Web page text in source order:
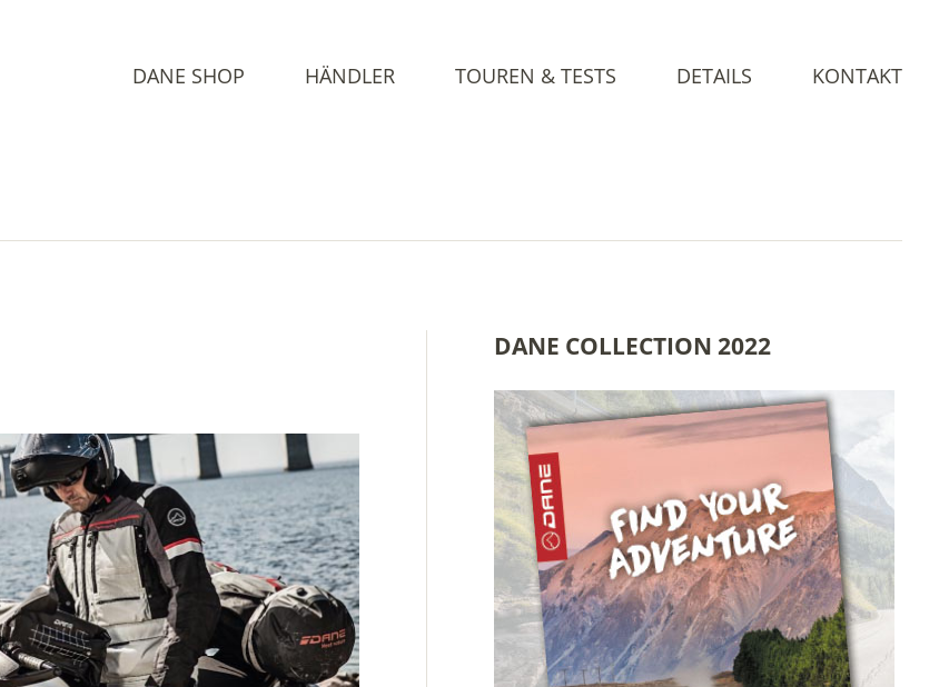
DANE SHOP HÄNDLER TOUREN & TESTS DETAILS KONTAKT
DANE COLLECTION 2022